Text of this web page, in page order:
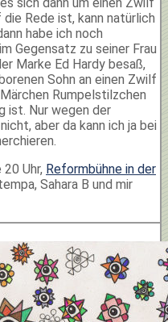
Rede ist, kann natürlich
habe ich noch
Gegensatz zu seiner Frau
Marke Ed Hardy besaß,
Sohn an einen Zwilf
Rumpelstilzchen
ist. Nur wegen der
aber da kann ich ja bei
Uhr, Reformbühne in der
Sahara B und mir